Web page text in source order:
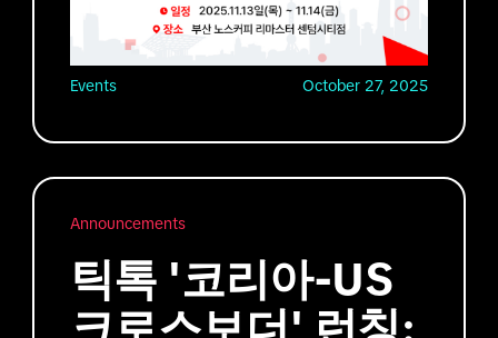
Events October 27, 2025
Announcements
틱톡 '코리아-US